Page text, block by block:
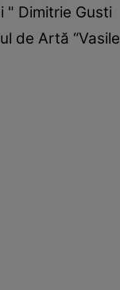
" Dimitrie Gusti
de Artă “Vasile